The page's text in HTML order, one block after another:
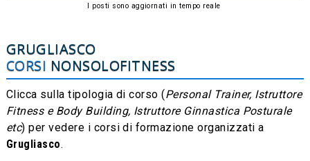
I posti sono aggiornati in tempo reale
GRUGLIASCO
CORSI NONSOLOFITNESS
Clicca sulla tipologia di corso (Personal Trainer, Istruttore
Fitness e Body Building, Istruttore Ginnastica Posturale
etc) per vedere i corsi di formazione organizzati a
Grugliasco.